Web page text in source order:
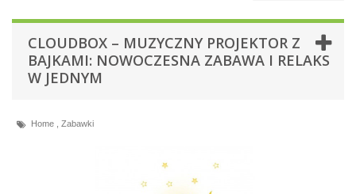
CLOUDBOX – MUZYCZNY PROJEKTOR Z
BAJKAMI: NOWOCZESNA ZABAWA I RELAKS
W JEDNYM
Home , Zabawki